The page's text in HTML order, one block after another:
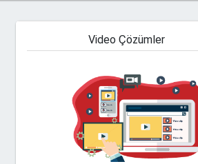
Video Çözümler